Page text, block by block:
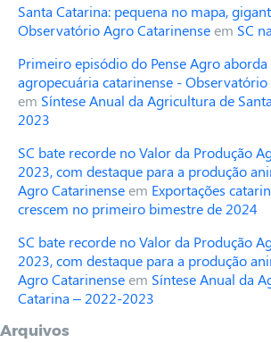
Santa Catarina: pequena no mapa,
Observatório Agro Catarinenseem SC
Primeiro episódio do Pense Agro
agropecuária catarinense -
em Síntese Anual da Agricultura de
2023
SC bate recorde no Valor da Produção
2023, com destaque para a produção
Agro Catarinenseem Exportações
crescem no primeiro bimestre de 2024
SC bate recorde no Valor da Produção
2023, com destaque para a produção
Agro Catarinenseem Síntese Anual da
Catarina – 2022-2023
Arquivos